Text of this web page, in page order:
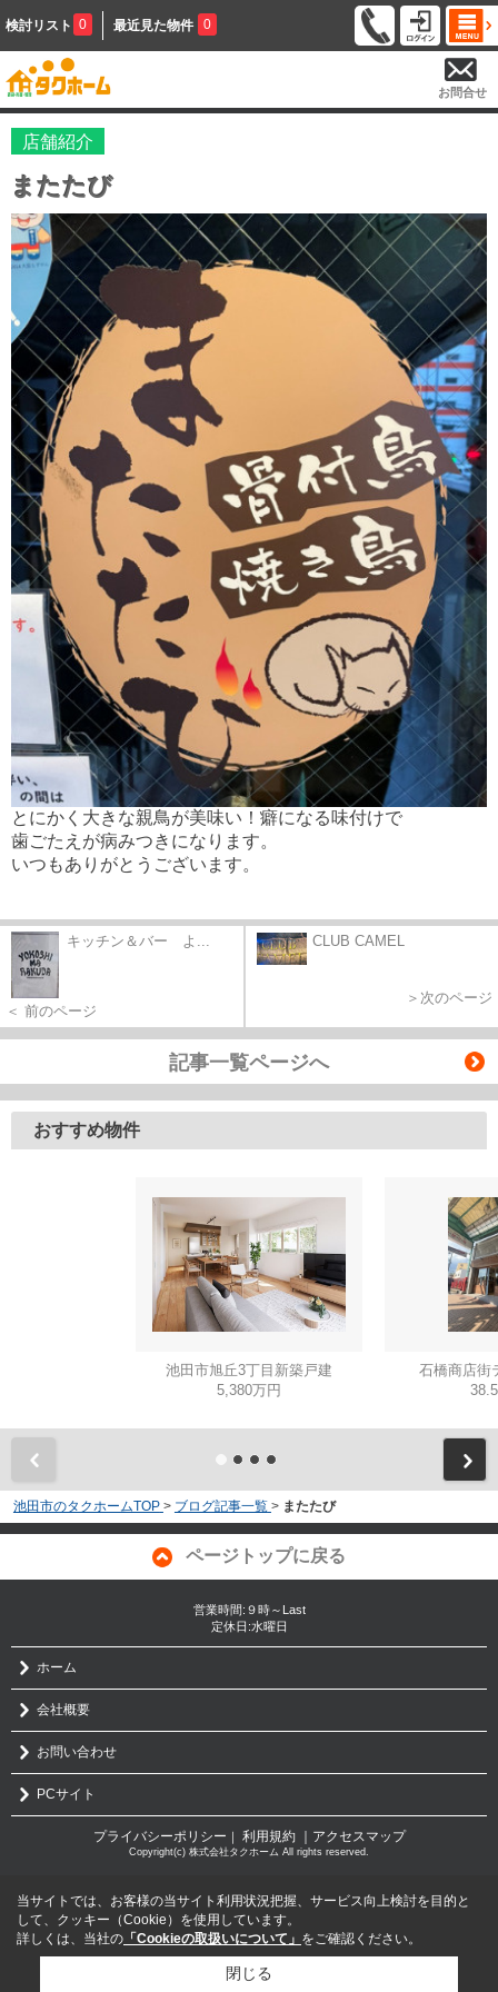
検討リスト 0 最近見た物件 0
お問合せ
店舗紹介
またたび
とにかく大きな親鳥が美味い！癖になる味付けで
歯ごたえが病みつきになります。
いつもありがとうございます。
キッチン＆バー よ...
＜ 前のページ
CLUB CAMEL
＞次のページ
記事一覧ページへ
おすすめ物件
池田市旭丘3丁目新築戸建
5,380万円
石橋商店街
池田市のタクホームTOP > ブログ記事一覧 > またたび
ページトップに戻る
営業時間:９時～Last
定休日:水曜日
ホーム
会社概要
お問い合わせ
PCサイト
プライバシーポリシー ｜ 利用規約 ｜アクセスマップ
Copyright(c) 株式会社タクホーム All rights reserved.
当サイトでは、お客様の当サイト利用状況把握、サービス向上検討を目的と
して、クッキー（Cookie）を使用しています。
詳しくは、当社の 「Cookieの取扱いについて」 をご確認ください。
閉じる